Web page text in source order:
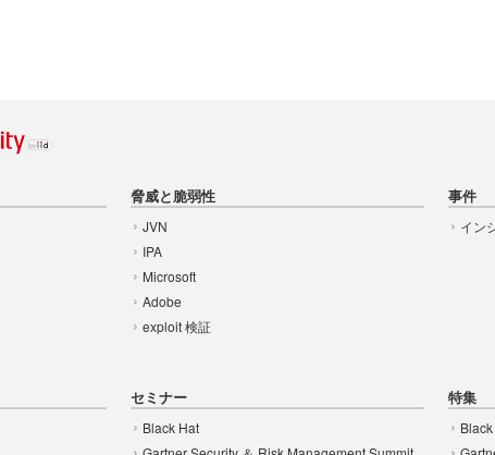
脅威と脆弱性
JVN
IPA
Microsoft
Adobe
exploit 検証
事件
イン
セミナー
Black Hat
特集